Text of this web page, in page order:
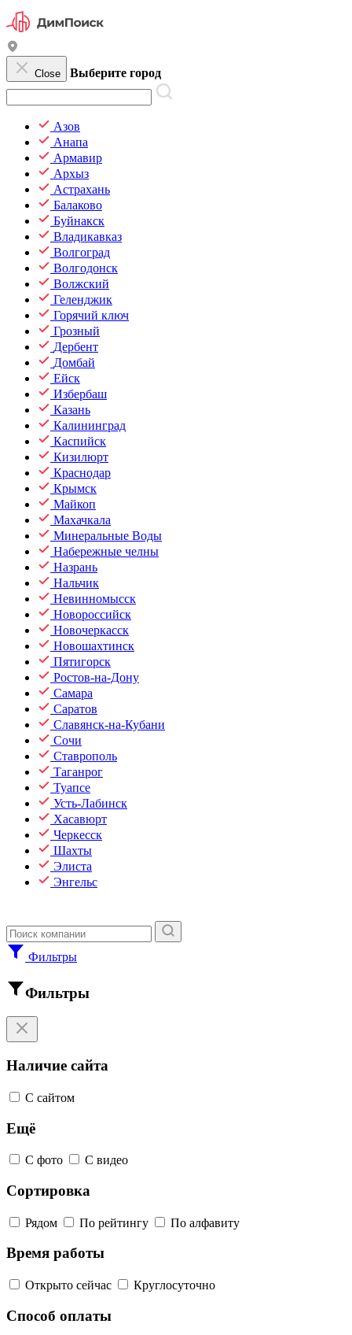
Close Выберите город
Азов
Анапа
Армавир
Архыз
Астрахань
Балаково
Буйнакск
Владикавказ
Волгоград
Волгодонск
Волжский
Геленджик
Горячий ключ
Грозный
Дербент
Домбай
Ейск
Избербаш
Казань
Калининград
Каспийск
Кизилюрт
Краснодар
Крымск
Майкоп
Махачкала
Минеральные Воды
Набережные челны
Назрань
Нальчик
Невинномысск
Новороссийск
Новочеркасск
Новошахтинск
Пятигорск
Ростов-на-Дону
Самара
Саратов
Славянск-на-Кубани
Сочи
Ставрополь
Таганрог
Туапсе
Усть-Лабинск
Хасавюрт
Черкесск
Шахты
Элиста
Энгельс
Фильтры
Фильтры
Наличие сайта
С сайтом
Ещё
С фото С видео
Сортировка
Рядом По рейтингу По алфавиту
Время работы
Открыто сейчас Круглосуточно
Способ оплаты